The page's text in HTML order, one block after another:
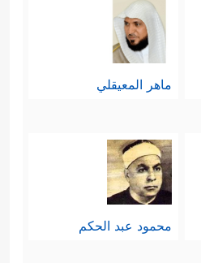
ماهر المعيقلي
محمود عبد الحكم